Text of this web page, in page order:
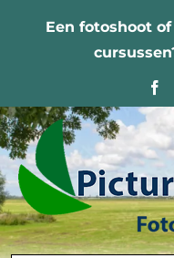
Een fotoshoot